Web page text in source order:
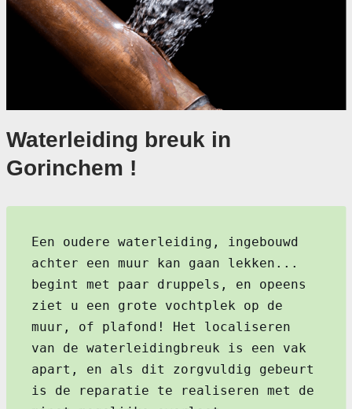
Waterleiding breuk in
Gorinchem !
Een oudere waterleiding, ingebouwd
achter een muur kan gaan lekken...
begint met paar druppels, en opeens
ziet u een grote vochtplek op de
muur, of plafond! Het localiseren
van de waterleidingbreuk is een vak
apart, en als dit zorgvuldig gebeurt
is de reparatie te realiseren met de